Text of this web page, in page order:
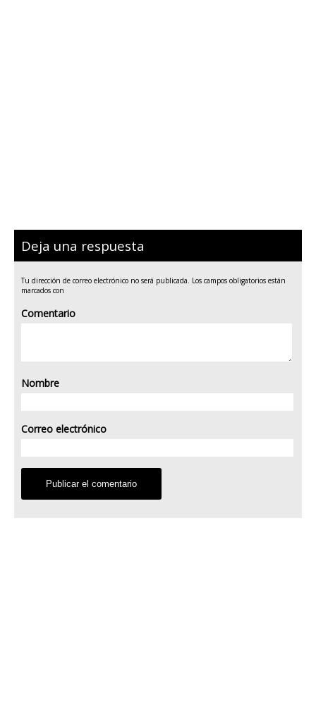
Deja una respuesta
Tu dirección de correo electrónico no será publicada. Los campos obligatorios están
marcados con
Comentario
Nombre
Correo electrónico